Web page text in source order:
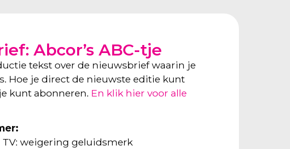
Abcor’s ABC-tje
tekst over de nieuwsbrief waarin je
Hoe je direct de nieuwste editie kunt
kunt abonneren. En klik hier voor alle
TV: weigering geluidsmerk